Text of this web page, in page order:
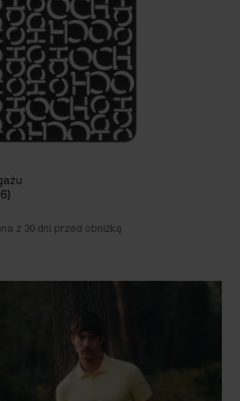
z 30 dni przed obniżką